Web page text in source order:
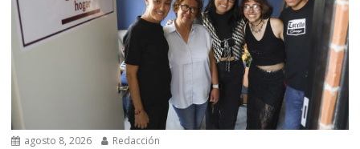
agosto 8, 2026 Redacción